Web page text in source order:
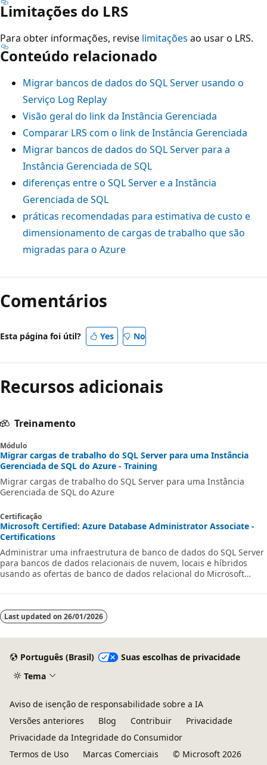
Limitações do LRS
Para obter informações, revise limitações ao usar o LRS.
Conteúdo relacionado
Migrar bancos de dados do SQL Server usando o
Serviço Log Replay
Visão geral do link da Instância Gerenciada
Comparar LRS com o link de Instância Gerenciada
Migrar bancos de dados do SQL Server para a
Instância Gerenciada de SQL
diferenças entre o SQL Server e a Instância
Gerenciada de SQL
práticas recomendadas para estimativa de custo e
dimensionamento de cargas de trabalho que são
migradas para o Azure
Comentários
Esta página foi útil? Yes No
Recursos adicionais
Treinamento
Módulo
Migrar cargas de trabalho do SQL Server para uma Instância
Gerenciada de SQL do Azure - Training
Migrar cargas de trabalho do SQL Server para uma Instância
Gerenciada de SQL do Azure
Certificação
Microsoft Certified: Azure Database Administrator Associate -
Certifications
Administrar uma infraestrutura de banco de dados do SQL Server
para bancos de dados relacionais de nuvem, locais e híbridos
usando as ofertas de banco de dados relacional do Microsoft
Last updated on 26/01/2026
Português (Brasil)
Suas escolhas de privacidade
Tema
Aviso de isenção de responsabilidade sobre a IA
Versões anteriores
Blog Contribuir
Privacidade
Privacidade da Integridade do Consumidor
Termos de Uso
Marcas Comerciais © Microsoft 2026